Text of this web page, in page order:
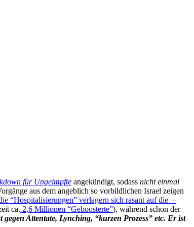
für Ungeimpfte angekündigt, sodass nicht einmal
aus dem angeblich so vorbildlichen Israel zeigen
“Hospitalisierungen” verlagern sich rasant auf die –
ca. 2,6 Millionen “Geboosterte”), während schon der
gegen Attentate, Lynching, “kurzen Prozess” etc. Er ist